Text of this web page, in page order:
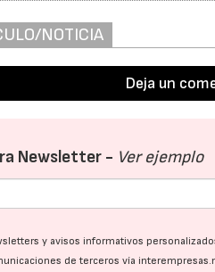
NOTICIA
Deja un
Newsletter - Ver ejemplo
y avisos informativos
de terceros vía